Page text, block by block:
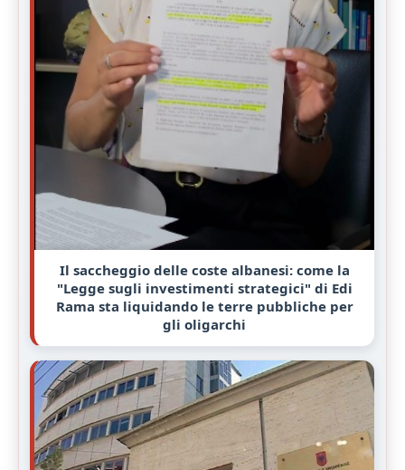
Il saccheggio delle coste albanesi: come la
"Legge sugli investimenti strategici" di Edi
Rama sta liquidando le terre pubbliche per
gli oligarchi